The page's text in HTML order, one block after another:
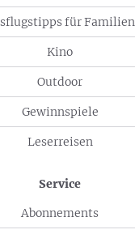
für Familien
Kino
Outdoor
Gewinnspiele
Leserreisen
Service
Abonnements